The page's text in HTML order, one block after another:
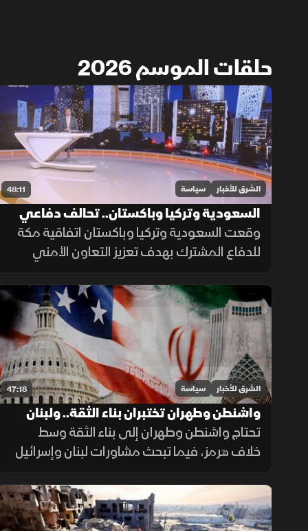
حلقات الموسم 2026
48:11 الشرق للأخبار سياسة
السعودية وتركيا وباكستان.. تحالف دفاعي
يدعم أمن المنطقة
وقعت السعودية وتركيا وباكستان اتفاقية مكة
للدفاع المشترك بهدف تعزيز التعاون الأمني
والدفاعي وتطوير القدرات المشتركة، ضمن إطار
يركز على الردع الجماعي ودعم الاستقرار
الإقليمي.
47:18 الشرق للأخبار سياسة
واشنطن وطهران تختبران بناء الثقة.. ولبنان
وإسرائيل تواصلان المشاورات
تحتاج واشنطن وطهران إلى بناء الثقة وسط
خلاف هرمز، فيما تبحث مشاورات لبنان وإسرائيل
الضمانات ودور الجيش. ويهدد استهداف السفن
في البحر الأسود الملاحة والتجارة والأمن
الغذائي.